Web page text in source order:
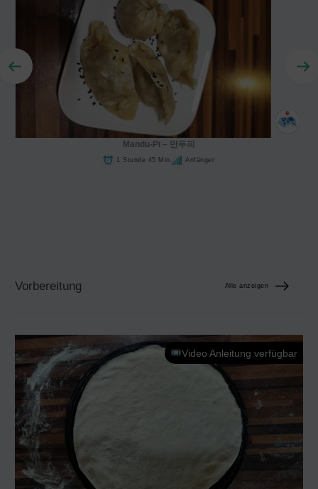
Mandu-Pi – 만두피
1 Stunde 45 Min. Anfänger
Vorbereitung Alle anzeigen
Video Anleitung verfügbar